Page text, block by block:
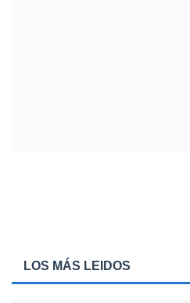
LOS MÁS LEIDOS